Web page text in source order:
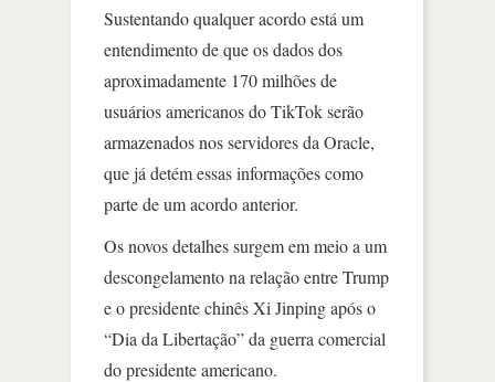
Sustentando qualquer acordo está um
entendimento de que os dados dos
aproximadamente 170 milhões de
usuários americanos do TikTok serão
armazenados nos servidores da Oracle,
que já detém essas informações como
parte de um acordo anterior.
Os novos detalhes surgem em meio a um
descongelamento na relação entre Trump
e o presidente chinês Xi Jinping após o
“Dia da Libertação” da guerra comercial
do presidente americano.